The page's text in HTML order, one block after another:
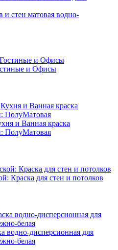
и стен матовая водно-
и Офисы
и Ванная краска
ПолуМатовая
Краска для стен и потолков
водно-дисперсионная для
белая